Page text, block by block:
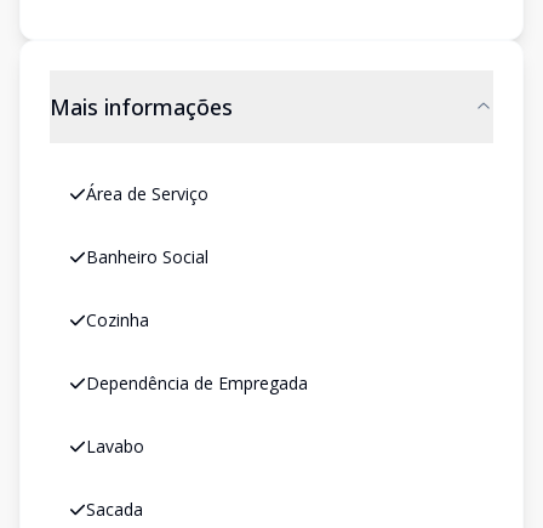
Mais informações
Área de Serviço
Banheiro Social
Cozinha
Dependência de Empregada
Lavabo
Sacada